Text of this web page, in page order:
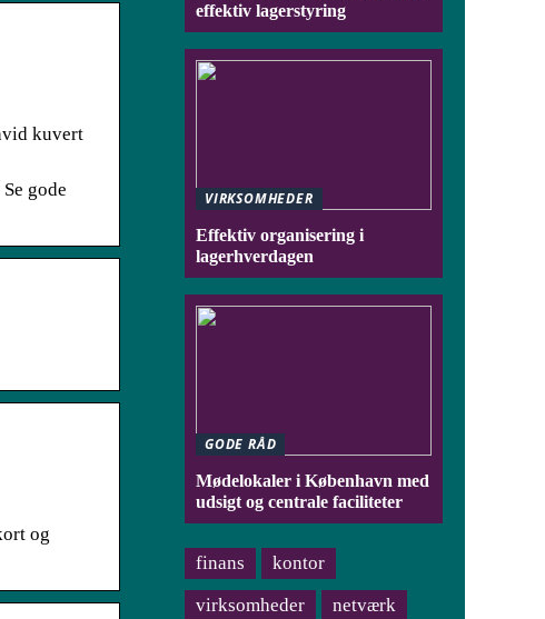
kuvert
gode
og
effektiv lagerstyring
VIRKSOMHEDER
Effektiv organisering i
lagerhverdagen
GODE RÅD
Mødelokaler i København med
udsigt og centrale faciliteter
finans
kontor
virksomheder
netværk